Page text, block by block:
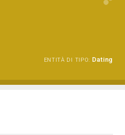
ENTITÀ DI TIPO: Dating